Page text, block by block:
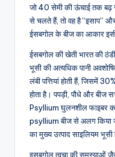
जो 40 सेमी की ऊंचाई तक बढ़
से चलते हैं, तो वह है “इसाप”
ईसबगोल के बीज का आकार इसी
ईसबगोल की खेती भारत की
भूसी की अत्यधिक पानी
लंबी पत्तियां होती हैं, जिसमें
होता है। पपड़ी, पौधे और
Psyllium घुलनशील फाइबर
psyllium बीज से अलग किया
का मुख्य उत्पाद साइलियम भूसी
इसबगोल त्वचा की समस्याओं